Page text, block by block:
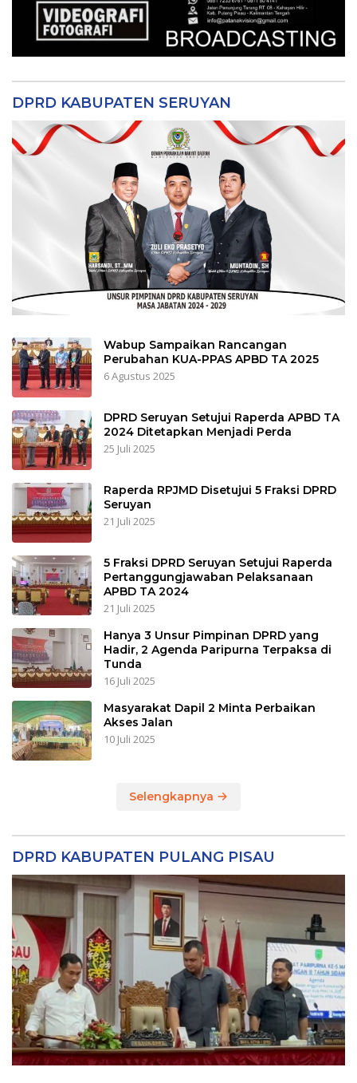
DPRD KABUPATEN SERUYAN
Wabup Sampaikan Rancangan
Perubahan KUA-PPAS APBD TA 2025
6 Agustus 2025
DPRD Seruyan Setujui Raperda APBD TA
2024 Ditetapkan Menjadi Perda
25 Juli 2025
Raperda RPJMD Disetujui 5 Fraksi DPRD
Seruyan
21 Juli 2025
5 Fraksi DPRD Seruyan Setujui Raperda
Pertanggungjawaban Pelaksanaan
APBD TA 2024
21 Juli 2025
Hanya 3 Unsur Pimpinan DPRD yang
Hadir, 2 Agenda Paripurna Terpaksa di
Tunda
16 Juli 2025
Masyarakat Dapil 2 Minta Perbaikan
Akses Jalan
10 Juli 2025
Selengkapnya
DPRD KABUPATEN PULANG PISAU